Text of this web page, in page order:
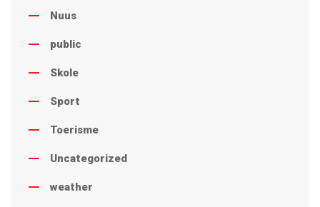
Nuus
public
Skole
Sport
Toerisme
Uncategorized
weather